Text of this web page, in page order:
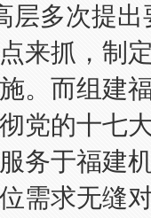
多次提出
来抓，制
。而组建
党的十七
务于福建
需求无缝